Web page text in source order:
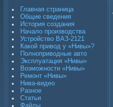
Главная страница
Общие сведения
История создания
Начало производства
Устройство ВАЗ-2121
Какой привод у «Нивы»?
Полноприводные авто
Эксплуатация «Нивы»
Возможности «Нивы»
Ремонт «Нивы»
Нива-видео
Разное
Статьи
Файлы